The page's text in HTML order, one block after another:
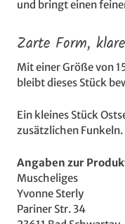
und bringt einen
Zarte Form,
Mit einer Größe von
bleibt dieses Stück
Ein kleines Stück
zusätzlichen Funkeln.
Angaben zur
Muscheliges
Yvonne Sterly
Pariner Str. 34